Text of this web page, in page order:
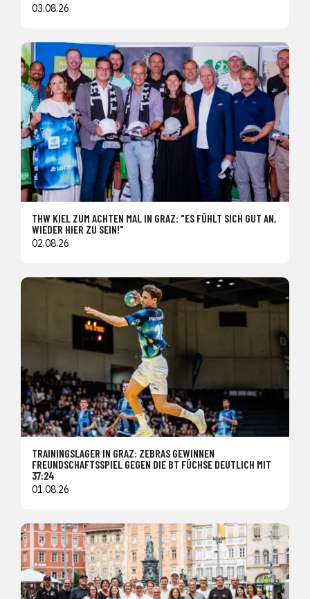
03.08.26
THW KIEL ZUM ACHTEN MAL IN GRAZ: "ES FÜHLT SICH GUT AN,
WIEDER HIER ZU SEIN!"
02.08.26
TRAININGSLAGER IN GRAZ: ZEBRAS GEWINNEN
FREUNDSCHAFTSSPIEL GEGEN DIE BT FÜCHSE DEUTLICH MIT
37:24
01.08.26